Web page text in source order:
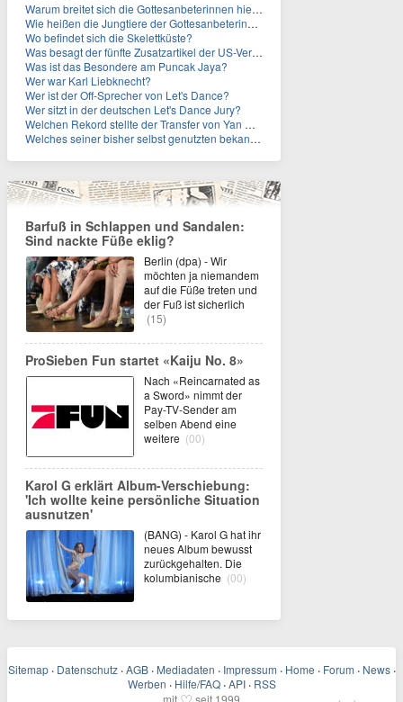
Warum breitet sich die Gottesanbeterinnen hierzulande immer weiter aus?
Wie heißen die Jungtiere der Gottesanbeterinnen?
Wo befindet sich die Skelettküste?
Was besagt der fünfte Zusatzartikel der US-Verfassung, auf den sich Fauci berief?
Was ist das Besondere am Puncak Jaya?
Wer war Karl Liebknecht?
Wer ist der Off-Sprecher von Let's Dance?
Wer sitzt in der deutschen Let's Dance Jury?
Welchen Rekord stellte der Transfer von Yan Diomande zudem auf?
Welches seiner bisher selbst genutzten bekannten Gebäude verpachtet der Vatikan nun?
Barfuß in Schlappen und Sandalen:
Sind nackte Füße eklig?
Berlin (dpa) - Wir
möchten ja niemandem
auf die Füße treten und
der Fuß ist sicherlich
(15)
ProSieben Fun startet «Kaiju No. 8»
Nach «Reincarnated as
a Sword» nimmt der
Pay-TV-Sender am
selben Abend eine
weitere (00)
Karol G erklärt Album-Verschiebung:
'Ich wollte keine persönliche Situation
ausnutzen'
(BANG) - Karol G hat ihr
neues Album bewusst
zurückgehalten. Die
kolumbianische (00)
Sitemap · Datenschutz · AGB · Mediadaten · Impressum · Home · Forum · News ·
Werben · Hilfe/FAQ · API · RSS
mit
seit 1999